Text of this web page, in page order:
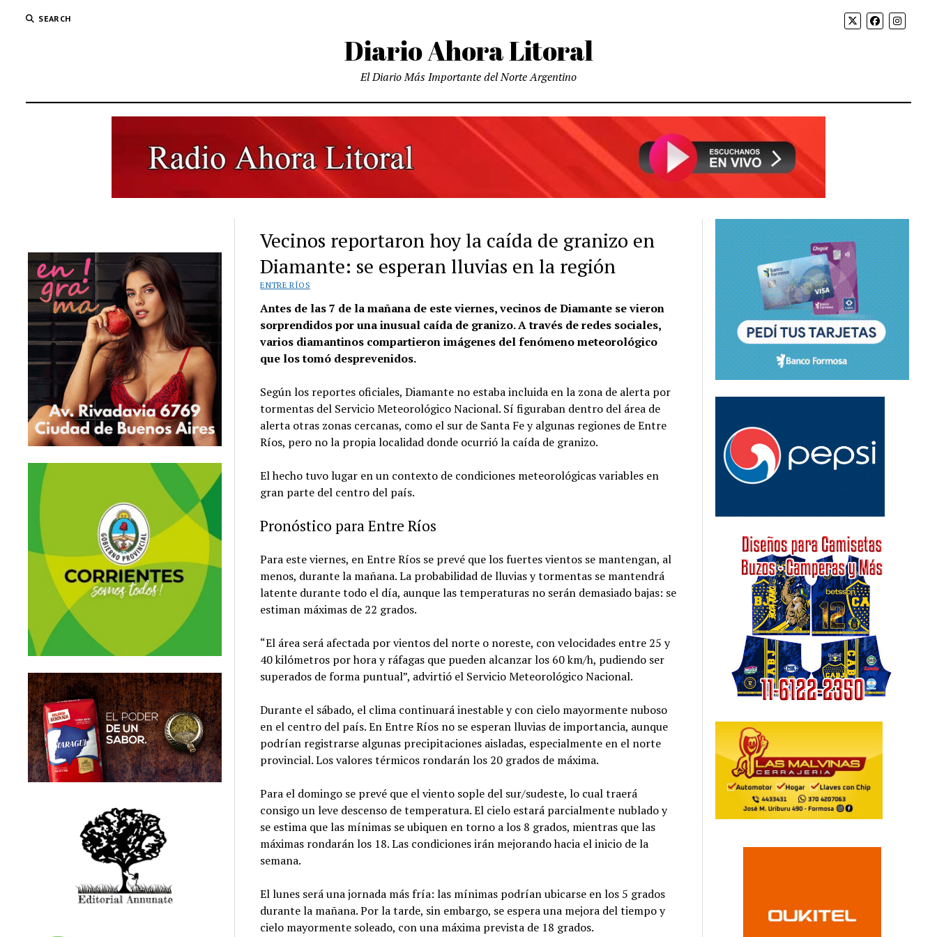
SEARCH
Diario Ahora Litoral
El Diario Más Importante del Norte Argentino
Vecinos reportaron hoy la caída de granizo en
Diamante: se esperan lluvias en la región
ENTRE RÍOS
Antes de las 7 de la mañana de este viernes, vecinos de Diamante se vieron
sorprendidos por una inusual caída de granizo. A través de redes sociales,
varios diamantinos compartieron imágenes del fenómeno meteorológico
que los tomó desprevenidos.
Según los reportes oficiales, Diamante no estaba incluida en la zona de alerta por
tormentas del Servicio Meteorológico Nacional. Sí figuraban dentro del área de
alerta otras zonas cercanas, como el sur de Santa Fe y algunas regiones de Entre
Ríos, pero no la propia localidad donde ocurrió la caída de granizo.
El hecho tuvo lugar en un contexto de condiciones meteorológicas variables en
gran parte del centro del país.
Pronóstico para Entre Ríos
Para este viernes, en Entre Ríos se prevé que los fuertes vientos se mantengan, al
menos, durante la mañana. La probabilidad de lluvias y tormentas se mantendrá
latente durante todo el día, aunque las temperaturas no serán demasiado bajas: se
estiman máximas de 22 grados.
“El área será afectada por vientos del norte o noreste, con velocidades entre 25 y
40 kilómetros por hora y ráfagas que pueden alcanzar los 60 km/h, pudiendo ser
superados de forma puntual”, advirtió el Servicio Meteorológico Nacional.
Durante el sábado, el clima continuará inestable y con cielo mayormente nuboso
en el centro del país. En Entre Ríos no se esperan lluvias de importancia, aunque
podrían registrarse algunas precipitaciones aisladas, especialmente en el norte
provincial. Los valores térmicos rondarán los 20 grados de máxima.
Para el domingo se prevé que el viento sople del sur/sudeste, lo cual traerá
consigo un leve descenso de temperatura. El cielo estará parcialmente nublado y
se estima que las mínimas se ubiquen en torno a los 8 grados, mientras que las
máximas rondarán los 18. Las condiciones irán mejorando hacia el inicio de la
semana.
El lunes será una jornada más fría: las mínimas podrían ubicarse en los 5 grados
durante la mañana. Por la tarde, sin embargo, se espera una mejora del tiempo y
cielo mayormente soleado, con una máxima prevista de 18 grados.